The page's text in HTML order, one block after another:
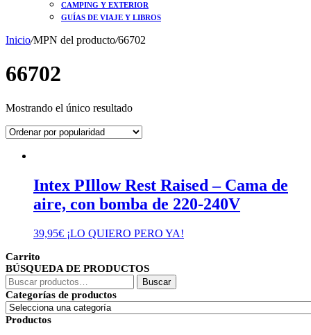
CAMPING Y EXTERIOR
GUÍAS DE VIAJE Y LIBROS
Inicio/MPN del producto/66702
66702
Mostrando el único resultado
Intex PIllow Rest Raised – Cama de
aire, con bomba de 220-240V
39,95€ ¡LO QUIERO PERO YA!
Carrito
BÚSQUEDA DE PRODUCTOS
Buscar
por:
Buscar
Categorías de productos
Productos